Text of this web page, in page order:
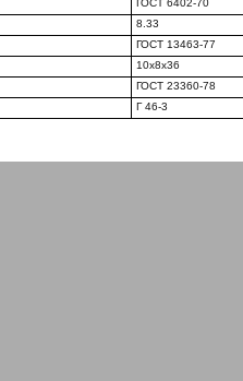
ГОСТ 6402-70
8.33
ГОСТ 13463-77
10x8x36
ГОСТ 23360-78
Г 46-3